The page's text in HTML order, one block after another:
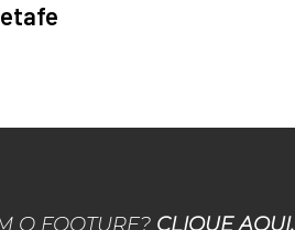
O FOOTURE? CLIQUE AQUI.